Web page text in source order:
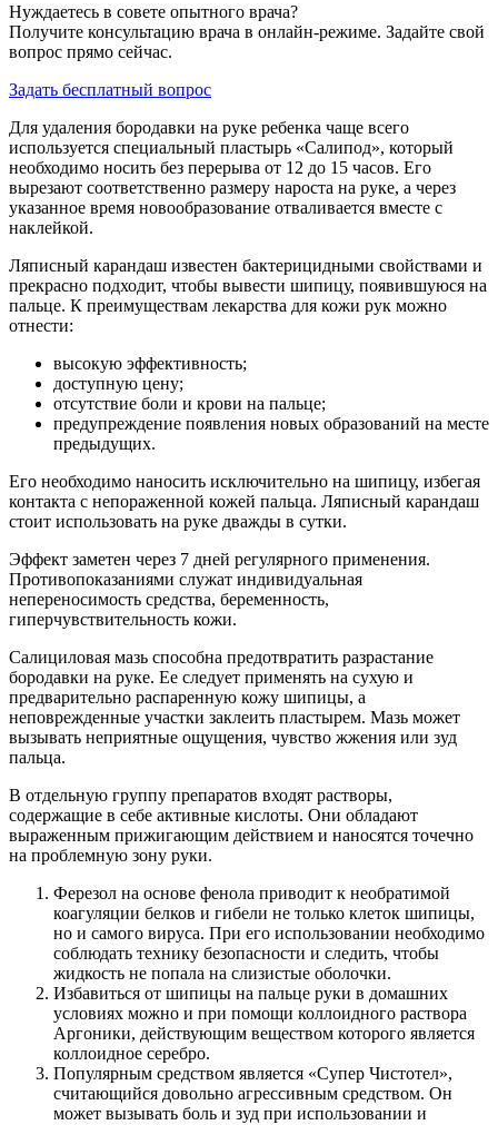
Нуждаетесь в совете опытного врача?
Получите консультацию врача в онлайн-режиме. Задайте свой
вопрос прямо сейчас.
Задать бесплатный вопрос
Для удаления бородавки на руке ребенка чаще всего
используется специальный пластырь «Салипод», который
необходимо носить без перерыва от 12 до 15 часов. Его
вырезают соответственно размеру нароста на руке, а через
указанное время новообразование отваливается вместе с
наклейкой.
Ляписный карандаш известен бактерицидными свойствами и
прекрасно подходит, чтобы вывести шипицу, появившуюся на
пальце. К преимуществам лекарства для кожи рук можно
отнести:
высокую эффективность;
доступную цену;
отсутствие боли и крови на пальце;
предупреждение появления новых образований на месте
предыдущих.
Его необходимо наносить исключительно на шипицу, избегая
контакта с непораженной кожей пальца. Ляписный карандаш
стоит использовать на руке дважды в сутки.
Эффект заметен через 7 дней регулярного применения.
Противопоказаниями служат индивидуальная
непереносимость средства, беременность,
гиперчувствительность кожи.
Салициловая мазь способна предотвратить разрастание
бородавки на руке. Ее следует применять на сухую и
предварительно распаренную кожу шипицы, а
неповрежденные участки заклеить пластырем. Мазь может
вызывать неприятные ощущения, чувство жжения или зуд
пальца.
В отдельную группу препаратов входят растворы,
содержащие в себе активные кислоты. Они обладают
выраженным прижигающим действием и наносятся точечно
на проблемную зону руки.
Ферезол на основе фенола приводит к необратимой
коагуляции белков и гибели не только клеток шипицы,
но и самого вируса. При его использовании необходимо
соблюдать технику безопасности и следить, чтобы
жидкость не попала на слизистые оболочки.
Избавиться от шипицы на пальце руки в домашних
условиях можно и при помощи коллоидного раствора
Аргоники, действующим веществом которого является
коллоидное серебро.
Популярным средством является «Супер Чистотел»,
считающийся довольно агрессивным средством. Он
может вызывать боль и зуд при использовании и